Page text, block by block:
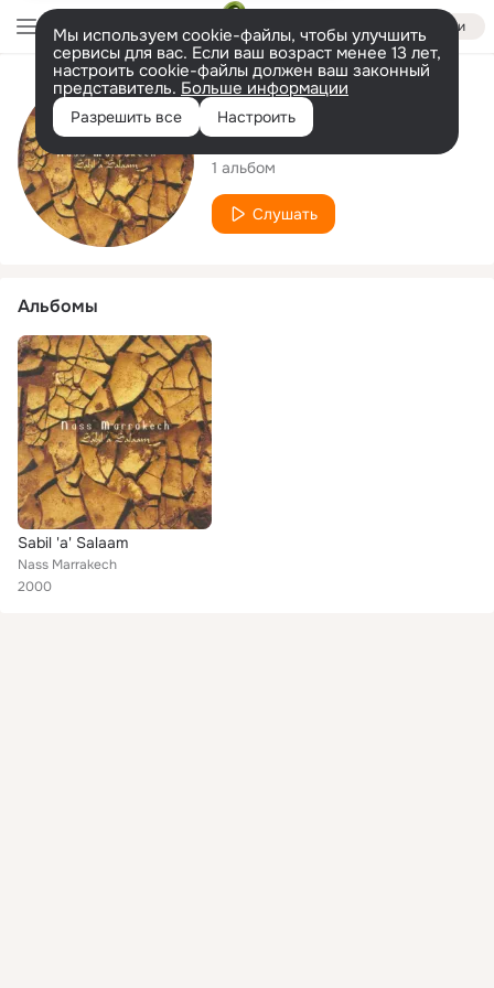
Войти
Мы используем cookie-файлы, чтобы улучшить
сервисы для вас. Если ваш возраст менее 13 лет,
настроить cookie-файлы должен ваш законный
представитель. Больше информации
Разрешить все Настроить
Исполнитель
Nass Marrakech
1 альбом
Слушать
Альбомы
Sabil 'a' Salaam
Nass Marrakech
2000